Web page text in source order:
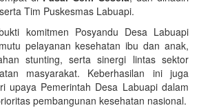
Tim Puskesmas Labuapi.
komitmen Posyandu Desa Labuapi
pelayanan kesehatan ibu dan anak,
stunting, serta sinergi lintas sektor
masyarakat. Keberhasilan ini juga
upaya Pemerintah Desa Labuapi dalam
pembangunan kesehatan nasional.